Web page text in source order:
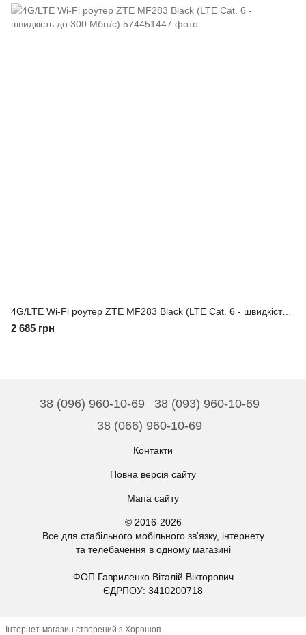
4G/LTE Wi-Fi роутер ZTE MF283 Black (LTE Cat. 6 - швидкість до 300 Мбіт/с)
2 685 грн
38 (096) 960-10-69
38 (093) 960-10-69
38 (066) 960-10-69
Контакти
Повна версія сайту
Мапа сайту
© 2016-2026
Все для стабільного мобільного зв'язку, інтернету
та телебачення в одному магазині
ФОП Гавриленко Віталій Вікторович
ЄДРПОУ: 3410200718
Інтернет-магазин створений з Хорошоп